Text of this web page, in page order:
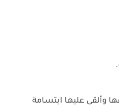
وألقى عليها ابتسامة